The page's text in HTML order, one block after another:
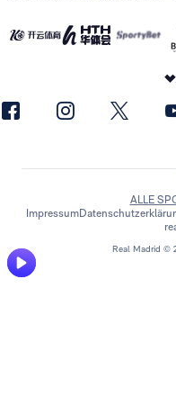
Real Madrid ©
ALLE
Impressum